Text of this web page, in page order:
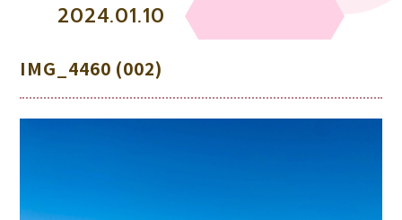
2024.01.10
IMG_4460 (002)